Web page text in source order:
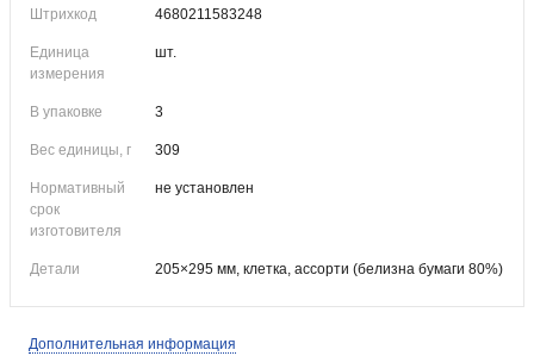
Штрихкод 4680211583248
Единица
измерения
шт.
В упаковке 3
Вес единицы, г 309
Нормативный
срок
изготовителя
не установлен
Детали 205×295 мм, клетка, ассорти (белизна бумаги 80%)
Дополнительная информация